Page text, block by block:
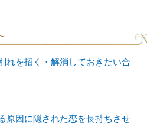
れを招く・解消しておきたい合
原因に隠された恋を長持ちさせ